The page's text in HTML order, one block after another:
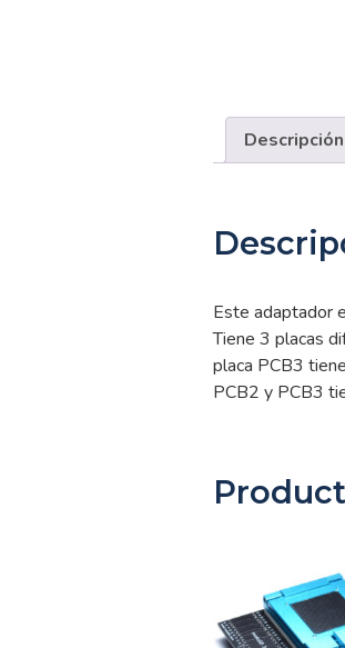
Descripción
Este adaptador
Tiene 3 placas
placa PCB3
PCB2 y PCB3